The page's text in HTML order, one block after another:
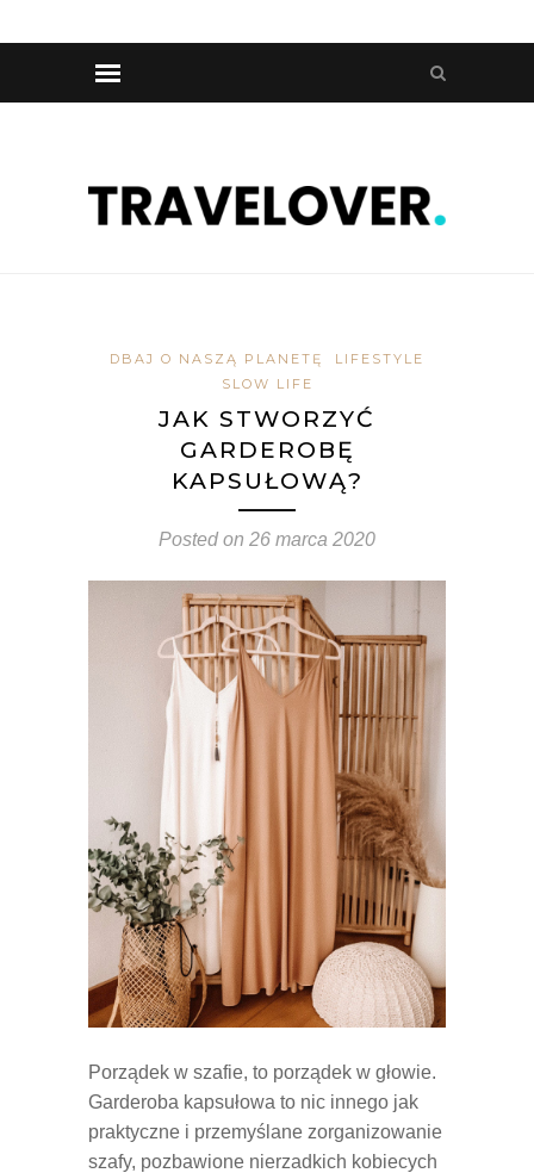
DBAJ O NASZĄ PLANETĘ
LIFESTYLE
SLOW LIFE
JAK STWORZYĆ
GARDEROBĘ
KAPSUŁOWĄ?
Posted on 26 marca 2020
Porządek w szafie, to porządek w głowie.
Garderoba kapsułowa to nic innego jak
praktyczne i przemyślane zorganizowanie
szafy, pozbawione nierzadkich kobiecych